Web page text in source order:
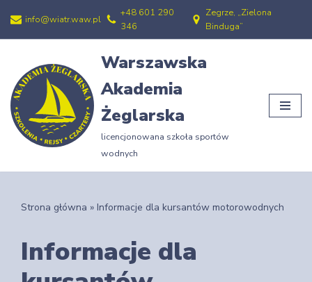
Przejdź
treści
info@wiatr.waw.pl
+48 601 290
346
Zegrze, „Zielona
Binduga”
Warszawska
Akademia
Żeglarska
licencjonowana szkoła sportów
wodnych
Strona główna » Informacje dla kursantów motorowodnych
Informacje dla